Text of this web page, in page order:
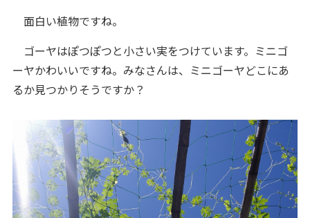
面白い植物ですね。
ゴーヤはぽつぽつと小さい実をつけています。ミニゴ
ーヤかわいいですね。みなさんは、ミニゴーヤどこにあ
るか見つかりそうですか？